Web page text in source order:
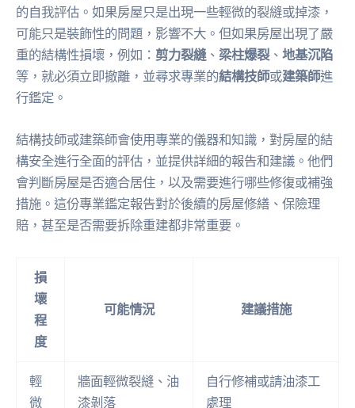
的自我評估。如果房屋只是出現一些輕微的裂縫或掉漆，
可能只是裝飾性的問題，影響不大。但如果房屋出現了嚴
重的結構性損壞，例如： 剪力裂縫、 梁柱爆裂、 地基沉陷
等，就必須立即撤離，並尋求專業的結構技師或建築師進
行鑑定。
結構技師或建築師會使用專業的儀器和知識，對房屋的結
構安全進行全面的評估，並提供詳細的報告和建議。他們
會判斷房屋是否適合居住，以及需要進行哪些修復或補強
措施。這份專業鑑定報告對於後續的房屋修繕、保險理
賠，甚至是否需要拆除重建都非常重要。
損
壞
程
度
可能情況 建議措施
輕
微
牆面輕微裂縫、油
漆剝落
自行修補或請油漆工
處理